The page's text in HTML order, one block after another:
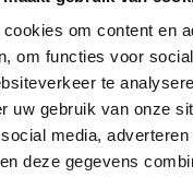
om content en
om functies voor
te
uw gebruik van onze
media,
deze gegevens
samen met
als kunst in beweging –